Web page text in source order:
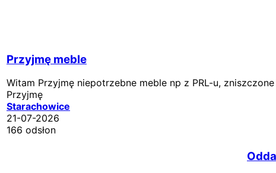
Przyjmę meble
Witam Przyjmę niepotrzebne meble np z PRL-u, zniszczone
Przyjmę
Starachowice
21-07-2026
166 odsłon